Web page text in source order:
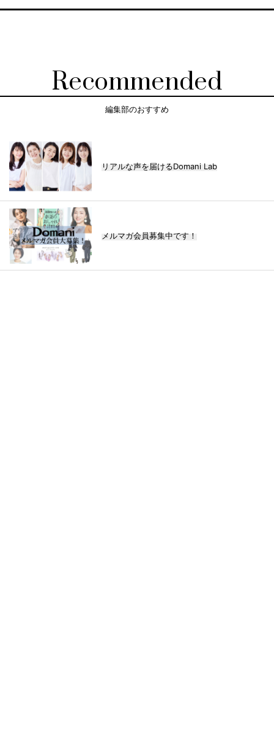
Recommended
編集部のおすすめ
リアルな声を届けるDomani Lab
メルマガ会員募集中です！